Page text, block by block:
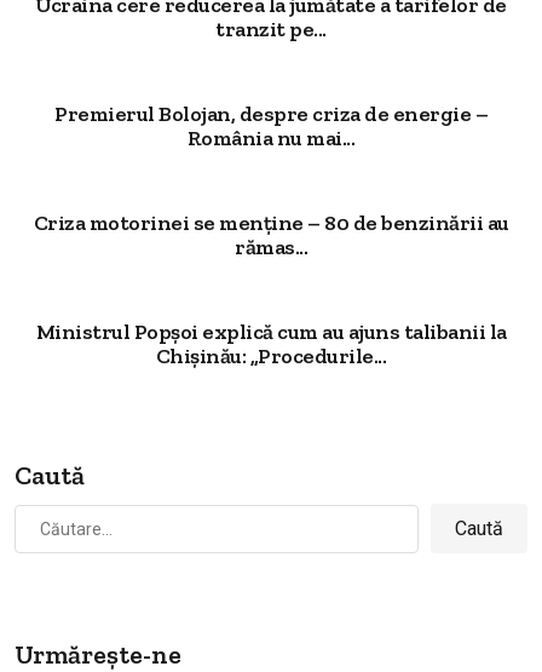
tranzit pe...
Premierul Bolojan, despre criza de energie –
România nu mai...
Criza motorinei se menține – 80 de benzinării au
rămas...
Ministrul Popșoi explică cum au ajuns talibanii la
Chișinău: „Procedurile...
Caută
Caută
după:
Urmărește-ne